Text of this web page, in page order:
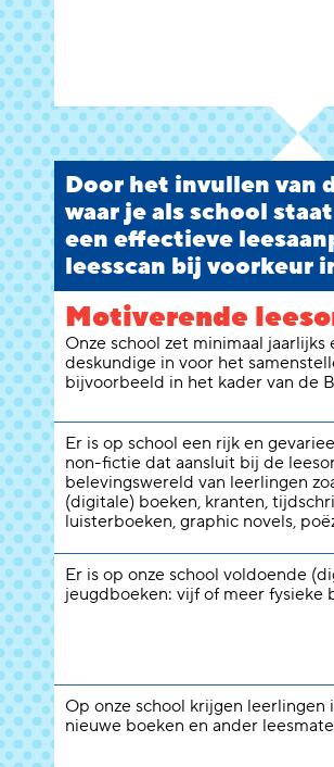
Door het invullen van
waar je als school
een effectieve
leesscan bij voorkeur
Motiverende
Onze school zet minimaal
deskundige in voor het
bijvoorbeeld in het kader van de
Er is op school een rijk en
non-fictie dat aansluit bij de
belevingswereld van leerlingen
(digitale) boeken, kranten,
luisterboeken, graphic novels,
Er is op onze school voldoende
jeugdboeken: vijf of meer fysieke
Op onze school krijgen leerlingen
nieuwe boeken en ander